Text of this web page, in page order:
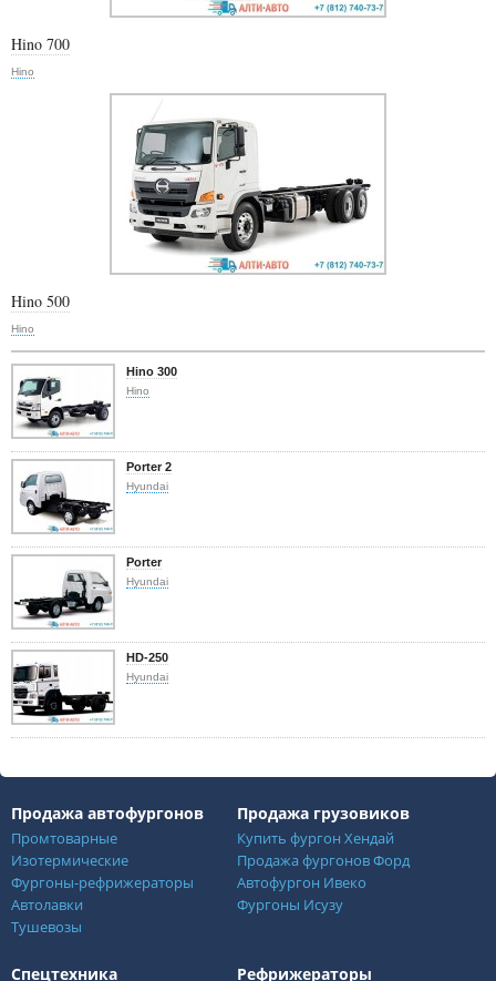
Hino 700
Hino
Hino 500
Hino
Hino 300
Hino
Porter 2
Hyundai
Porter
Hyundai
HD-250
Hyundai
Продажа автофургонов
Промтоварные
Изотермические
Фургоны-рефрижераторы
Автолавки
Тушевозы
Продажа грузовиков
Купить фургон Хендай
Продажа фургонов Форд
Автофургон Ивеко
Фургоны Исузу
Спецтехника Рефрижераторы